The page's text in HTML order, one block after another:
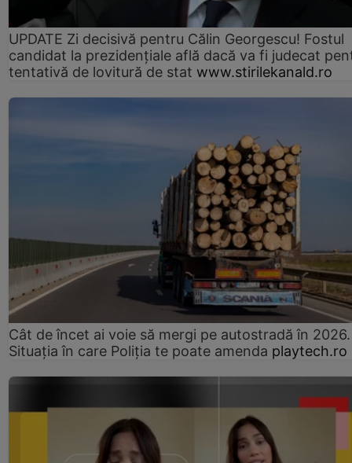
UPDATE Zi decisivă pentru Călin Georgescu! Fostul
candidat la prezidențiale află dacă va fi judecat
tentativă de lovitură de stat www.stirilekanald.ro
Cât de încet ai voie să mergi pe autostradă în 2026.
Situația în care Poliția te poate amenda playtech.ro